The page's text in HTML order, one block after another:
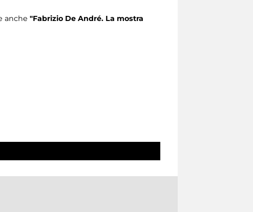
anche "Fabrizio De André. La mostra